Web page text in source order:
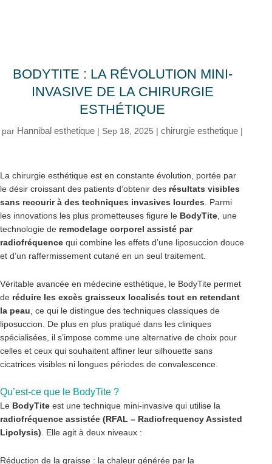
BODYTITE : LA RÉVOLUTION MINI-
INVASIVE DE LA CHIRURGIE
ESTHÉTIQUE
par Hannibal esthetique | Sep 18, 2025 |chirurgie esthetique |
La chirurgie esthétique est en constante évolution, portée par
le désir croissant des patients d’obtenir des résultats visibles
sans recourir à des techniques invasives lourdes . Parmi
les innovations les plus prometteuses figure le BodyTite , une
technologie de remodelage corporel assisté par
radiofréquence qui combine les effets d’une liposuccion douce
et d’un raffermissement cutané en un seul traitement.
Véritable avancée en médecine esthétique, le BodyTite permet
de réduire les excès graisseux localisés tout en retendant
la peau , ce qui le distingue des techniques classiques de
liposuccion. De plus en plus pratiqué dans les cliniques
spécialisées, il s’impose comme une alternative de choix pour
celles et ceux qui souhaitent affiner leur silhouette sans
cicatrices visibles ni longues périodes de convalescence.
Qu’est-ce que le BodyTite ?
Le BodyTite est une technique mini-invasive qui utilise la
radiofréquence assistée (RFAL – Radiofrequency Assisted
Lipolysis) . Elle agit à deux niveaux :
Réduction de la graisse : la chaleur générée par la